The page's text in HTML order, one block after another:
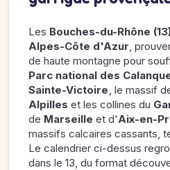
Les Bouches-du-Rhône
Alpes-Côte d'Azur,
de haute montagne pour
Parc national des
Sainte-Victoire, le massif
Alpilles et les collines du
de Marseille et d'Aix-en-
massifs calcaires cassants,
Le calendrier ci-dessus
dans le 13, du format